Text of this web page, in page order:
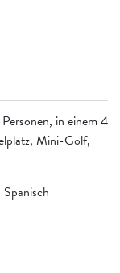
in einem 4
Mini-Golf,